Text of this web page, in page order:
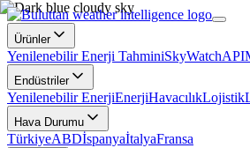
Ürünler
Yenilenebilir Enerji TahminiSkyWatchAPI
Endüstriler
Yenilenebilir EnerjiEnerjiHavacılıkLojistik
Hava Durumu
TürkiyeABDİspanyaİtalyaFransa